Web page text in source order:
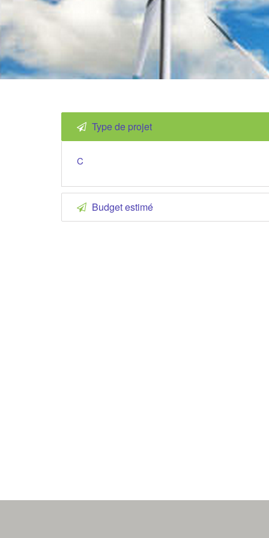
Type de projet
C
Budget estimé